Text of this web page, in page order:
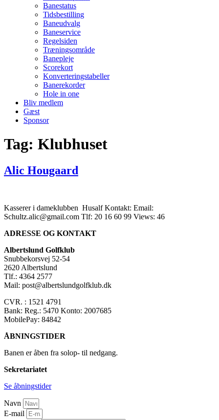
Banestatus
Tidsbestilling
Baneudvalg
Baneservice
Regelsiden
Træningsområde
Banepleje
Scorekort
Konverteringstabeller
Banerekorder
Hole in one
Bliv medlem
Gæst
Sponsor
Tag: Klubhuset
Alic Hougaard
Kasserer i dameklubben Husalf Kontakt: Email:
Schultz.alic@gmail.com Tlf: 20 16 60 99 Views: 46
ADRESSE OG KONTAKT
Albertslund Golfklub
Snubbekorsvej 52-54
2620 Albertslund
Tlf.: 4364 2577
Mail: post@albertslundgolfklub.dk
CVR. : 1521 4791
Bank: Reg.: 5470 Konto: 2007685
MobilePay: 84842
ÅBNINGSTIDER
Banen er åben fra solop- til nedgang.
Sekretariatet
Se åbningstider
Navn
E-mail